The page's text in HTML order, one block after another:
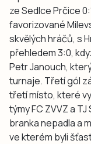
ze Sedlce Prčice
favorizované
skvělých hráčů, s
přehledem 3:0,
Petr Janouch,
turnaje. Třetí gól
třetí místo, které
týmy FC ZVVZ a
branka nepadla a
ve kterém byli